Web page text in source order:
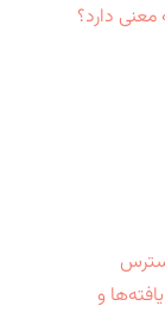
دارد؟
و